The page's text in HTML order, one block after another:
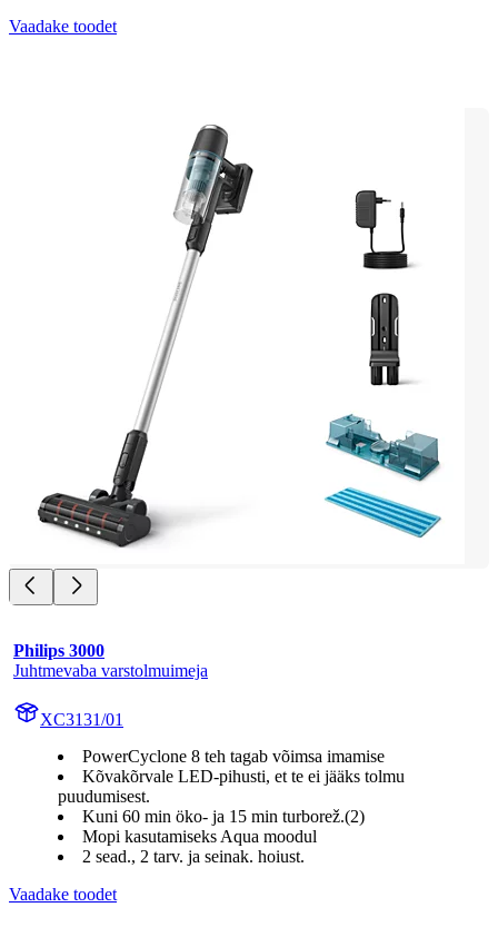
Vaadake toodet
Philips 3000
Juhtmevaba varstolmuimeja
XC3131/01
PowerCyclone 8 teh tagab võimsa imamise
Kõvakõrvale LED-pihusti, et te ei jääks tolmu
puudumisest.
Kuni 60 min öko- ja 15 min turborež.(2)
Mopi kasutamiseks Aqua moodul
2 sead., 2 tarv. ja seinak. hoiust.
Vaadake toodet